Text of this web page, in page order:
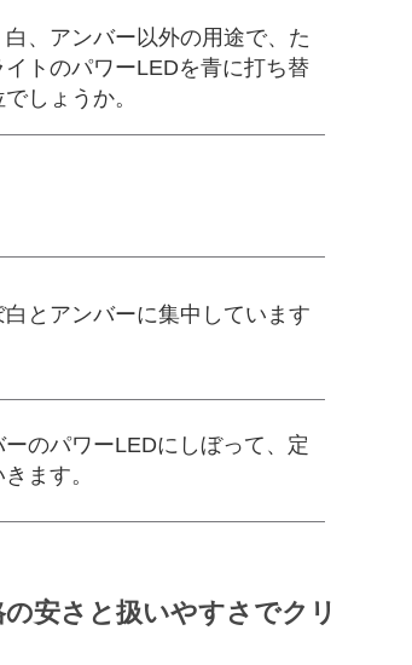
、アンバー以外の用途で、た
トのパワーLEDを青に打ち替
しょうか。
とアンバーに集中しています
のパワーLEDにしぼって、定
ます。
安さと扱いやすさでクリ